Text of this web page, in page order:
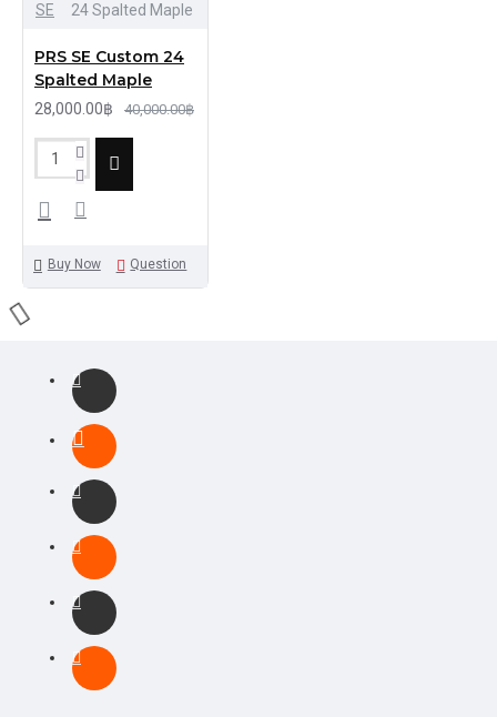
SE
24 Spalted Maple
PRS SE Custom 24
Spalted Maple
28,000.00฿ 40,000.00฿
Buy Now Question
PRS
PRS SE Custom
24 Trampas Green
PRS SE Custom 24